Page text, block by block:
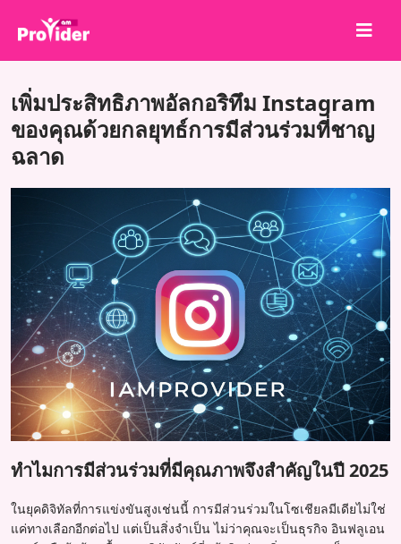
แชร์เพื่อชนะ!
เข้าสู่ระบบ
สมัครสมาชิก
API
ข้อตกลง
บล็อก
เพิ่มประสิทธิภาพอัลกอริทึม Instagram
ของคุณด้วยกลยุทธ์การมีส่วนร่วมที่ชาญ
ฉลาด
ทำไมการมีส่วนร่วมที่มีคุณภาพจึงสำคัญในปี 2025
ในยุคดิจิทัลที่การแข่งขันสูงเช่นนี้ การมีส่วนร่วมในโซเชียลมีเดียไม่ใช่
แค่ทางเลือกอีกต่อไป แต่เป็นสิ่งจำเป็น ไม่ว่าคุณจะเป็นธุรกิจ อินฟลูเอน